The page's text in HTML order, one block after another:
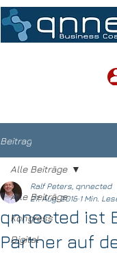
Beitrag
Alle Beiträge
Kongress
Digital
Alle Beiträge
qnnected ist
Partner auf
Ralf Peters, qnnected
27. Aug. 2018 1 Min.